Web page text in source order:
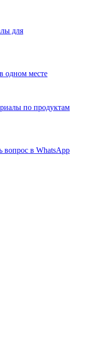
для
одном месте
по продуктам
вопрос в WhatsApp